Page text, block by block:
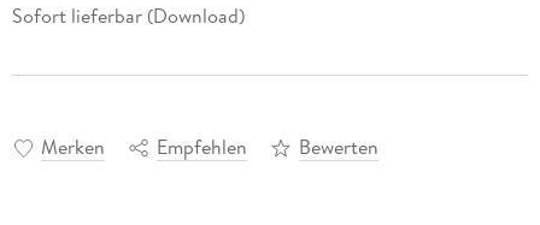
Sofort lieferbar (Download)
Merken Empfehlen Bewerten